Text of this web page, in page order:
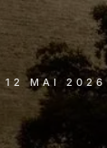
12 MAI 2026